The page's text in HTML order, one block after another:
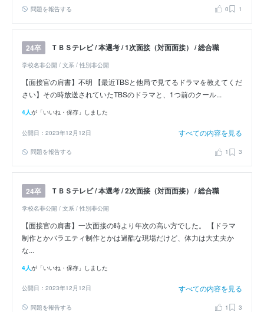
問題を報告する 0 1
24卒 ＴＢＳテレビ / 本選考 / 1次面接（対面面接） / 総合職
学校名非公開 / 文系 / 性別非公開
【面接官の肩書】不明 【最近TBSと他局で見てるドラマを教えてくだ
さい】その時放送されていたTBSのドラマと、1つ前のクール...
4人が「いいね・保存」しました
公開日：2023年12月12日 すべての内容を見る
問題を報告する 1 3
24卒 ＴＢＳテレビ / 本選考 / 2次面接（対面面接） / 総合職
学校名非公開 / 文系 / 性別非公開
【面接官の肩書】一次面接の時より年次の高い方でした。 【ドラマ
制作とかバラエティ制作とかは過酷な現場だけど、体力は大丈夫か
な...
4人が「いいね・保存」しました
公開日：2023年12月12日 すべての内容を見る
問題を報告する 1 3